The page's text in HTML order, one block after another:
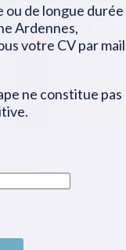
ou de longue durée
Ardennes,
votre CV par mail
ne constitue pas